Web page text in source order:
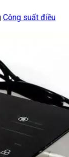
Công suất điều